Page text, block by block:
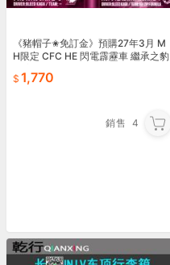
《豬帽子✬免訂金》預購27年3月 M
H限定 CFC HE 閃電霹靂車 繼承之豹
1,770
銷售 4